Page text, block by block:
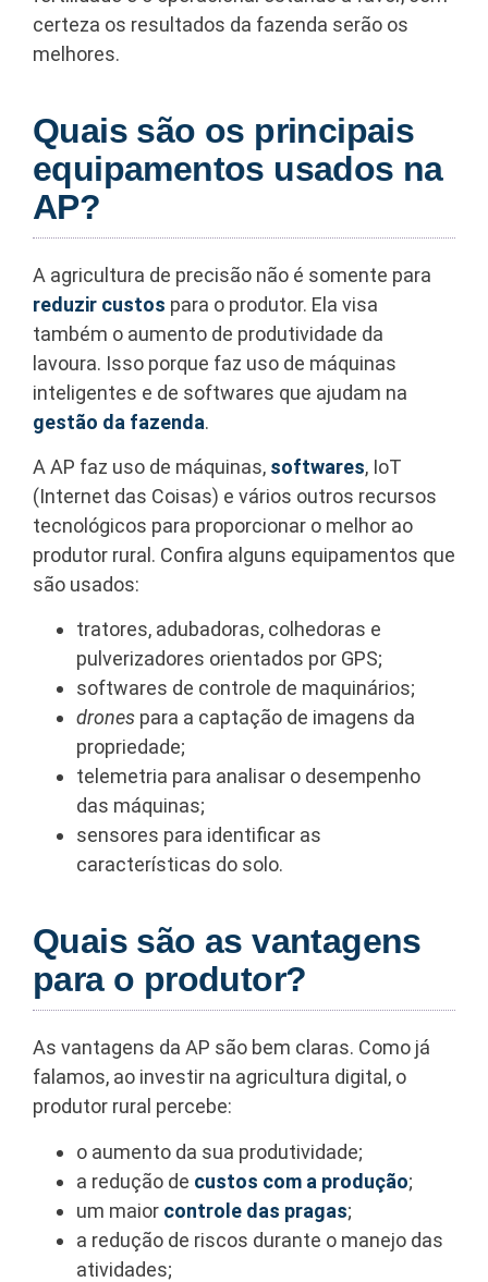
certeza os resultados da fazenda serão os
melhores.
Quais são os principais
equipamentos usados na
AP?
A agricultura de precisão não é somente para
reduzir custos para o produtor. Ela visa
também o aumento de produtividade da
lavoura. Isso porque faz uso de máquinas
inteligentes e de softwares que ajudam na
gestão da fazenda.
A AP faz uso de máquinas, softwares, IoT
(Internet das Coisas) e vários outros recursos
tecnológicos para proporcionar o melhor ao
produtor rural. Confira alguns equipamentos que
são usados:
tratores, adubadoras, colhedoras e
pulverizadores orientados por GPS;
softwares de controle de maquinários;
drones para a captação de imagens da
propriedade;
telemetria para analisar o desempenho
das máquinas;
sensores para identificar as
características do solo.
Quais são as vantagens
para o produtor?
As vantagens da AP são bem claras. Como já
falamos, ao investir na agricultura digital, o
produtor rural percebe:
o aumento da sua produtividade;
a redução de custos com a produção;
um maior controle das pragas;
a redução de riscos durante o manejo das
atividades;